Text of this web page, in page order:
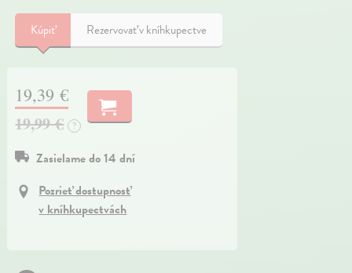
Kúpiť Rezervovať v kníhkupectve
19,39 €
19,99 €
?
Zasielame do 14 dní
Pozrieť dostupnosť
v kníhkupectvách